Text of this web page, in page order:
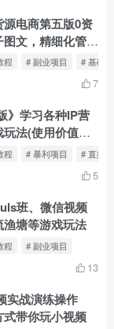
电商第五版0资
文，精细化管理
百到几千
程 # 副业项目 # 基础
7
》学习各种IP营
法(使用价值
程 # 暴利项目 # 直播
5
班、微信视频
塘等游戏玩法
程 # 副业项目
13
实战演练操作
带你玩小视频